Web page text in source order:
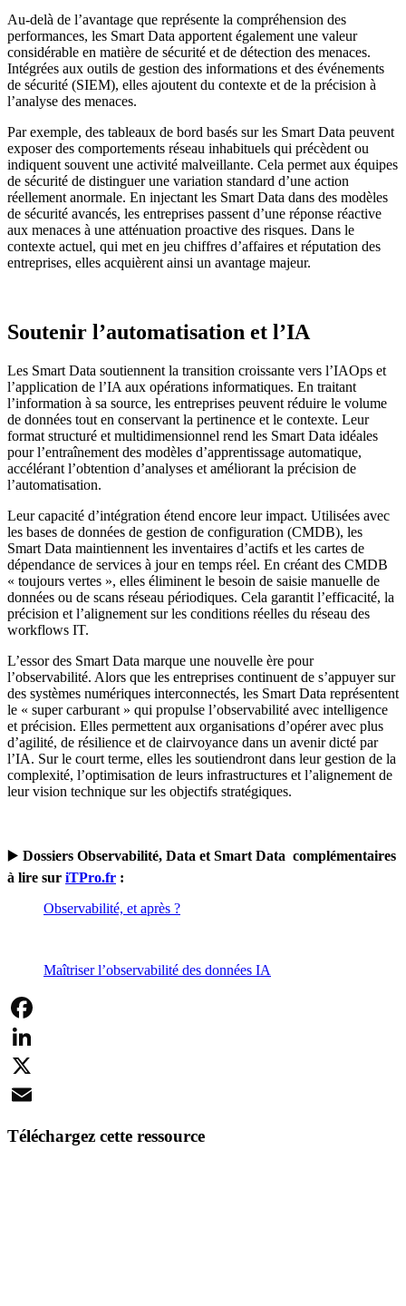
Au-delà de l’avantage que représente la compréhension des
performances, les Smart Data apportent également une valeur
considérable en matière de sécurité et de détection des menaces.
Intégrées aux outils de gestion des informations et des événements
de sécurité (SIEM), elles ajoutent du contexte et de la précision à
l’analyse des menaces.
Par exemple, des tableaux de bord basés sur les Smart Data peuvent
exposer des comportements réseau inhabituels qui précèdent ou
indiquent souvent une activité malveillante. Cela permet aux équipes
de sécurité de distinguer une variation standard d’une action
réellement anormale. En injectant les Smart Data dans des modèles
de sécurité avancés, les entreprises passent d’une réponse réactive
aux menaces à une atténuation proactive des risques. Dans le
contexte actuel, qui met en jeu chiffres d’affaires et réputation des
entreprises, elles acquièrent ainsi un avantage majeur.
Soutenir l’automatisation et l’IA
Les Smart Data soutiennent la transition croissante vers l’IAOps et
l’application de l’IA aux opérations informatiques. En traitant
l’information à sa source, les entreprises peuvent réduire le volume
de données tout en conservant la pertinence et le contexte. Leur
format structuré et multidimensionnel rend les Smart Data idéales
pour l’entraînement des modèles d’apprentissage automatique,
accélérant l’obtention d’analyses et améliorant la précision de
l’automatisation.
Leur capacité d’intégration étend encore leur impact. Utilisées avec
les bases de données de gestion de configuration (CMDB), les
Smart Data maintiennent les inventaires d’actifs et les cartes de
dépendance de services à jour en temps réel. En créant des CMDB
« toujours vertes », elles éliminent le besoin de saisie manuelle de
données ou de scans réseau périodiques. Cela garantit l’efficacité, la
précision et l’alignement sur les conditions réelles du réseau des
workflows IT.
L’essor des Smart Data marque une nouvelle ère pour
l’observabilité. Alors que les entreprises continuent de s’appuyer sur
des systèmes numériques interconnectés, les Smart Data représentent
le « super carburant » qui propulse l’observabilité avec intelligence
et précision. Elles permettent aux organisations d’opérer avec plus
d’agilité, de résilience et de clairvoyance dans un avenir dicté par
l’IA. Sur le court terme, elles les soutiendront dans leur gestion de la
complexité, l’optimisation de leurs infrastructures et l’alignement de
leur vision technique sur les objectifs stratégiques.
▶️ Dossiers Observabilité, Data et Smart Data complémentaires
à lire sur iTPro.fr :
Observabilité, et après ?
Maîtriser l’observabilité des données IA
Facebook
LinkedIn
X
Téléchargez cette ressource